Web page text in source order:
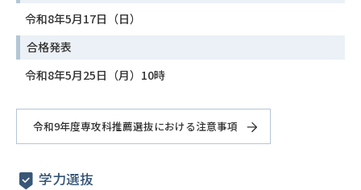
令和8年5月17日（日）
合格発表
令和8年5月25日（月）10時
令和9年度専攻科推薦選抜における注意事項
学力選抜